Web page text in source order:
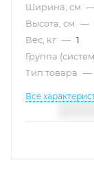
Ширина, см
Высота, см —
Вес, кг — 1
Группа
Тип товара —
Все